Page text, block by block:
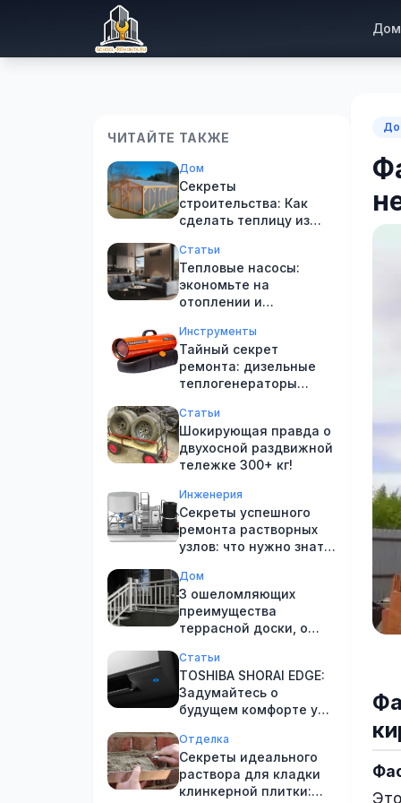
Дом
ЧИТАЙТЕ ТАКЖЕ
Дом
Секреты
строительства: Как
сделать теплицу из
Статьи
Тепловые насосы:
экономьте на
отоплении и
Инструменты
Тайный секрет
ремонта: дизельные
теплогенераторы
Статьи
Шокирующая правда о
двухосной раздвижной
тележке 300+ кг!
Инженерия
Секреты успешного
ремонта растворных
узлов: что нужно знать
Дом
3 ошеломляющих
преимущества
террасной доски, о
Статьи
TOSHIBA SHORAI EDGE:
Задумайтесь о
будущем комфорте уже
Отделка
Секреты идеального
раствора для кладки
клинкерной плитки: